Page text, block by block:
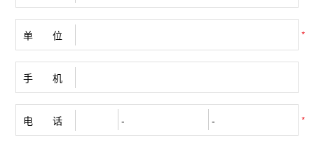
单 位 *
手 机
电 话 *